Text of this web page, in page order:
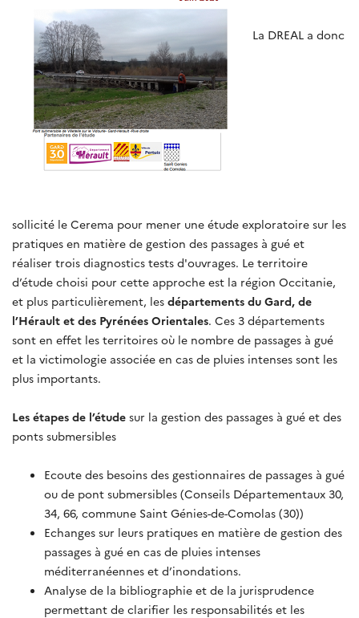
La DREAL a donc
sollicité le Cerema pour mener une étude exploratoire sur les
pratiques en matière de gestion des passages à gué et
réaliser trois diagnostics tests d'ouvrages. Le territoire
d’étude choisi pour cette approche est la région Occitanie,
et plus particulièrement, les départements du Gard, de
l’Hérault et des Pyrénées Orientales. Ces 3 départements
sont en effet les territoires où le nombre de passages à gué
et la victimologie associée en cas de pluies intenses sont les
plus importants.
Les étapes de l’étude sur la gestion des passages à gué et des
ponts submersibles
Ecoute des besoins des gestionnaires de passages à gué
ou de pont submersibles (Conseils Départementaux 30,
34, 66, commune Saint Génies-de-Comolas (30))
Echanges sur leurs pratiques en matière de gestion des
passages à gué en cas de pluies intenses
méditerranéennes et d’inondations.
Analyse de la bibliographie et de la jurisprudence
permettant de clarifier les responsabilités et les